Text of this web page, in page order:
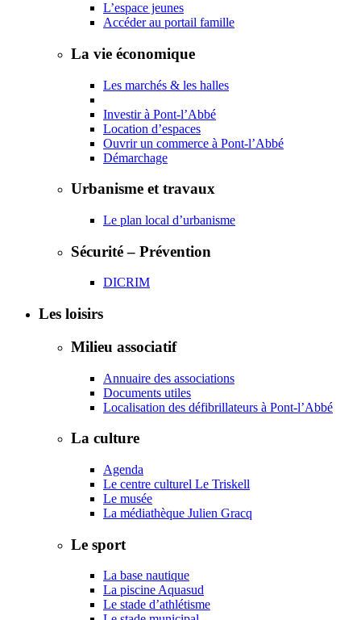
L’espace jeunes
Accéder au portail famille
La vie économique
Les marchés & les halles
Investir à Pont-l’Abbé
Location d’espaces
Ouvrir un commerce à Pont-l’Abbé
Démarchage
Urbanisme et travaux
Le plan local d’urbanisme
Sécurité – Prévention
DICRIM
Les loisirs
Milieu associatif
Annuaire des associations
Documents utiles
Localisation des défibrillateurs à Pont-l’Abbé
La culture
Agenda
Le centre culturel Le Triskell
Le musée
La médiathèque Julien Gracq
Le sport
La base nautique
La piscine Aquasud
Le stade d’athlétisme